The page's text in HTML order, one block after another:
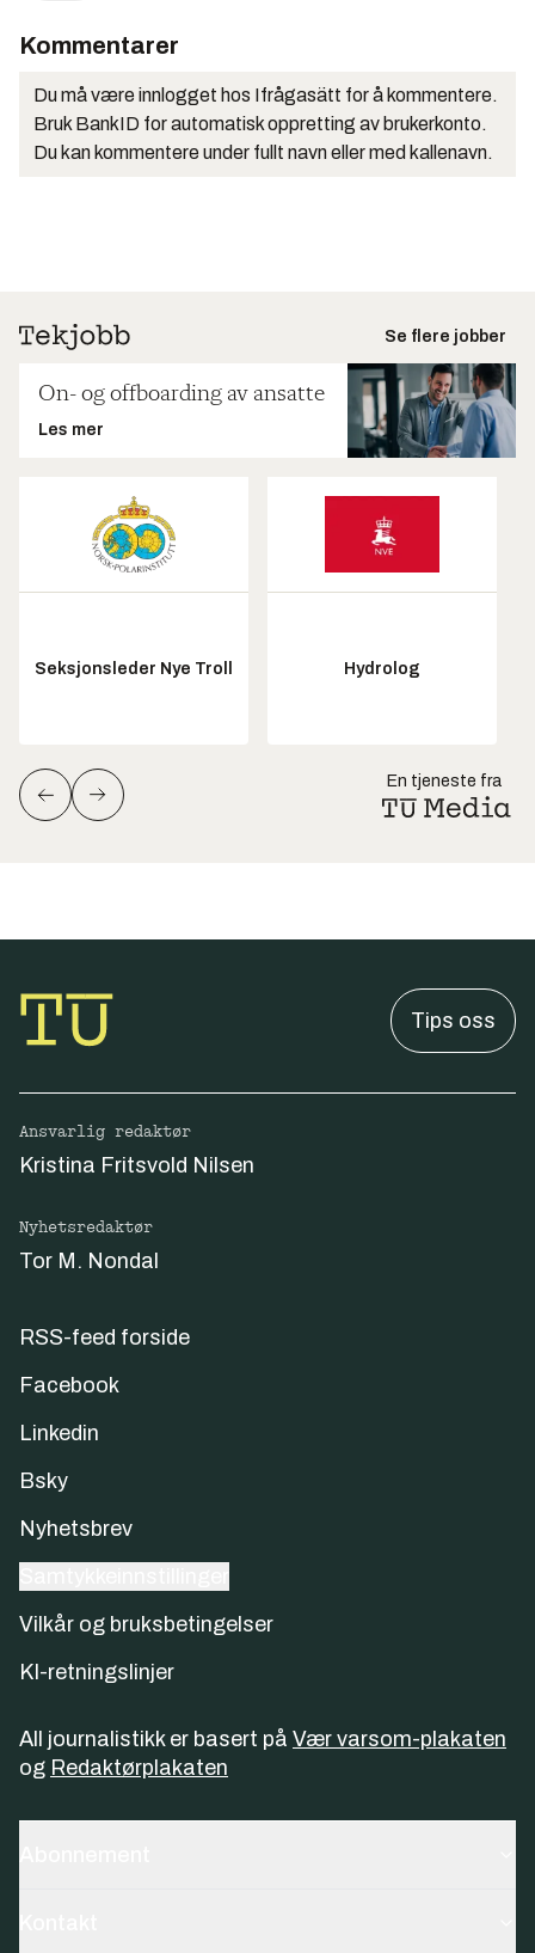
Kommentarer
Du må være innlogget hos Ifrågasätt for å kommentere.
Bruk BankID for automatisk oppretting av brukerkonto.
Du kan kommentere under fullt navn eller med kallenavn.
Se flere jobber
On- og offboarding av ansatte
Les mer
Seksjonsleder Nye Troll Hydrolog
En tjeneste fra
Tips oss
Ansvarlig redaktør
Kristina Fritsvold Nilsen
Nyhetsredaktør
Tor M. Nondal
RSS-feed forside
Facebook
Linkedin
Bsky
Nyhetsbrev
Vilkår og bruksbetingelser
KI-retningslinjer
All journalistikk er basert på Vær varsom-plakaten
og Redaktørplakaten